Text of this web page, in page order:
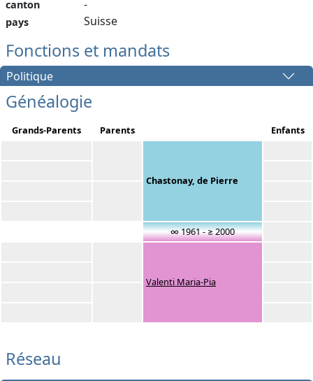
canton
pays
-
Suisse
Fonctions et mandats
Politique
Généalogie
Grands-Parents Parents Enfants
Chastonay, de Pierre
∞ 1961 - ≥ 2000
Valenti Maria-Pia
Réseau